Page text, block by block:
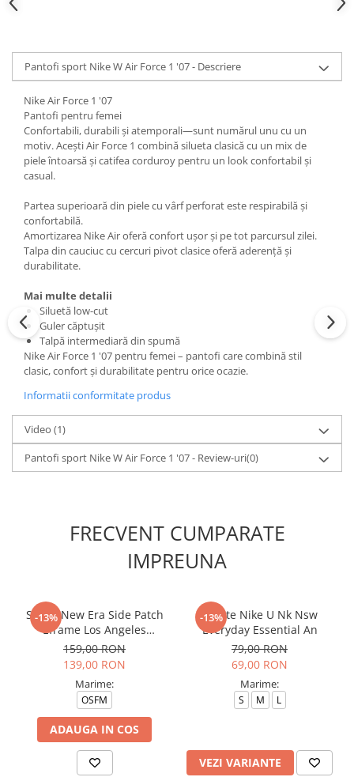
Pantofi sport Nike W Air Force 1 '07 - Descriere
Nike Air Force 1 '07
Pantofi pentru femei
Confortabili, durabili și atemporali—sunt numărul unu cu un
motiv. Acești Air Force 1 combină silueta clasică cu un mix de
piele întoarsă și catifea corduroy pentru un look confortabil și
casual.
Partea superioară din piele cu vârf perforat este respirabilă și
confortabilă.
Amortizarea Nike Air oferă confort ușor și pe tot parcursul zilei.
Talpa din cauciuc cu cercuri pivot clasice oferă aderență și
durabilitate.
Mai multe detalii
Siluetă low-cut
Guler căptușit
Talpă intermediară din spumă
Nike Air Force 1 '07 pentru femei – pantofi care combină stil
clasic, confort și durabilitate pentru orice ocazie.
Informatii conformitate produs
Video (1)
Pantofi sport Nike W Air Force 1 '07 - Review-uri(0)
FRECVENT CUMPARATE
IMPREUNA
-13%
Sapca New Era Side Patch
Eframe Los Angeles
Dodgers Brs
159,00 RON
139,00 RON
Marime:
OSFM
ADAUGA IN COS
-13%
Sosete Nike U Nk Nsw
Everyday Essential An
79,00 RON
69,00 RON
Marime:
S M L
VEZI VARIANTE